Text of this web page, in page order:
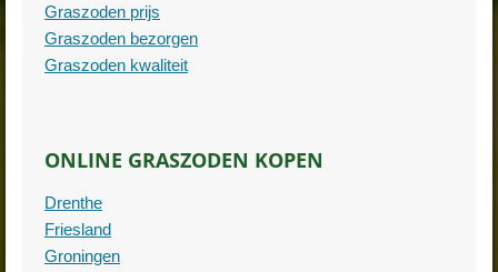
Graszoden prijs
Graszoden bezorgen
Graszoden kwaliteit
ONLINE GRASZODEN KOPEN
Drenthe
Friesland
Groningen